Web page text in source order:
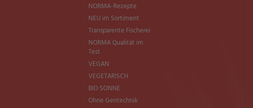
NORMA-Rezepte
NEU im Sortiment
Transparente Fischerei
NORMA Qualität im
Test
VEGAN
VEGETARISCH
BIO SONNE
Ohne Gentechnik